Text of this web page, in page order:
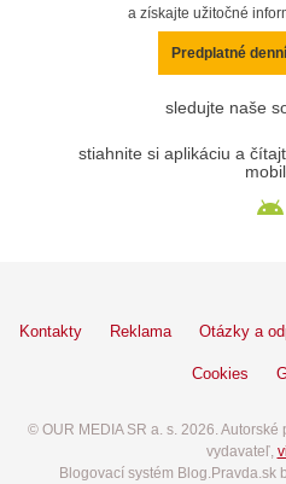
a získajte užitočné
Predplatné
sledujte naše
stiahnite si aplikáciu a
Kontakty Reklama Otázky a
Cookies
© OUR MEDIA SR a. s. 2026.
vydavateľ,
Blogovací systém Blog.Pravda.sk